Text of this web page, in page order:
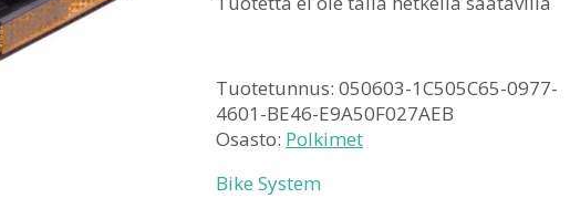
Tuotetunnus: 050603-1C505C65-0977-
4601-BE46-E9A50F027AEB
Osasto: Polkimet
Bike System